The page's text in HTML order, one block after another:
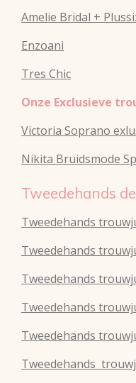
Amelie Bridal +
Enzoani
Tres Chic
Onze Exclusieve
Victoria Soprano
Nikita Bruidsmode
Tweedehands
Tweedehands
Tweedehands
Tweedehands
Tweedehands
Tweedehands
Tweedehands